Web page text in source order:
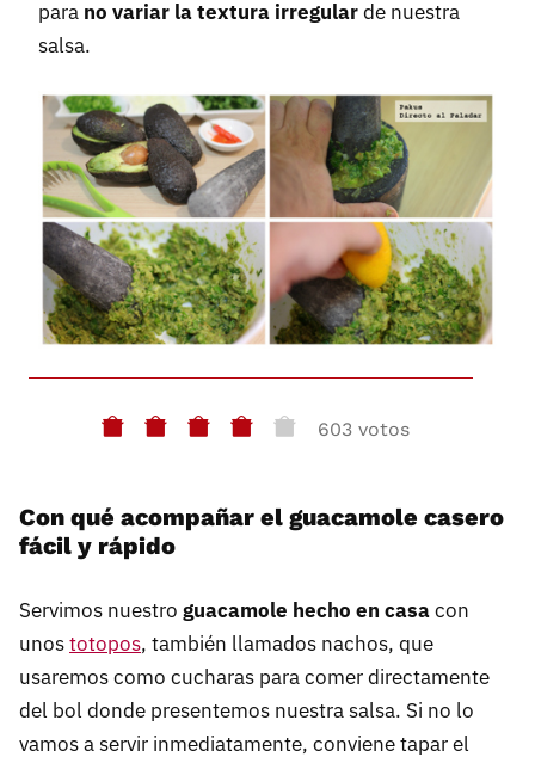
para no variar la textura irregularde nuestra
salsa.
603 votos
Con qué acompañar el guacamole casero
fácil y rápido
Servimos nuestro guacamole hecho en casacon
unostotopos, también llamados nachos, que
usaremos como cucharas para comer directamente
del bol donde presentemos nuestra salsa. Si no lo
vamos a servir inmediatamente, conviene tapar el